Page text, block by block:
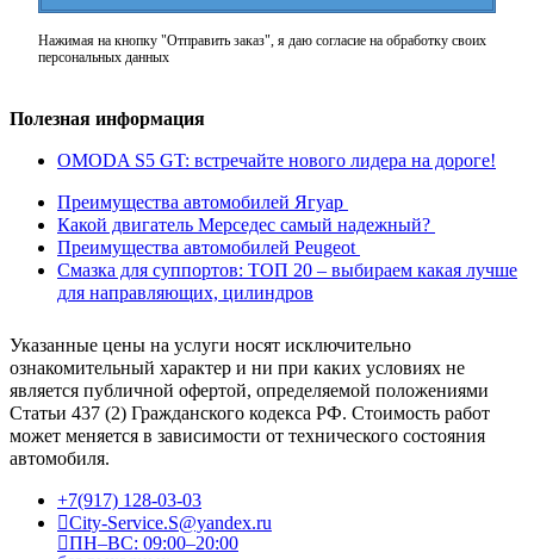
Нажимая на кнопку "Отправить заказ", я даю согласие на обработку своих
персональных данных
Полезная информация
OMODA S5 GT: встречайте нового лидера на дороге!
Преимущества автомобилей Ягуар
Какой двигатель Мерседес самый надежный?
Преимущества автомобилей Peugeot
Смазка для суппортов: ТОП 20 – выбираем какая лучше
для направляющих, цилиндров
Указанные цены на услуги носят исключительно
ознакомительный характер и ни при каких условиях не
является публичной офертой, определяемой положениями
Статьи 437 (2) Гражданского кодекса РФ. Стоимость работ
может меняется в зависимости от технического состояния
автомобиля.
+7(917) 128-03-03
City-Service.S@yandex.ru
ПН–ВС: 09:00–20:00